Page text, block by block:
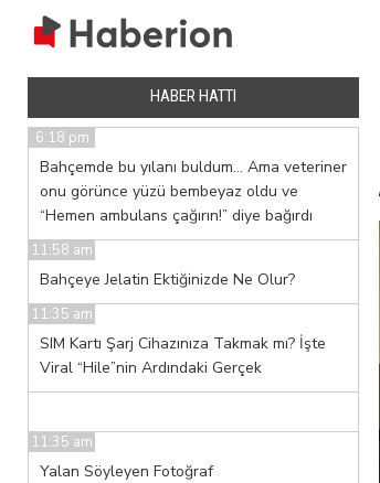
HABER HATTI
6:18 pm
Bahçemde bu yılanı buldum… Ama veteriner
onu görünce yüzü bembeyaz oldu ve
“Hemen ambulans çağırın!” diye bağırdı
11:58 am
Bahçeye Jelatin Ektiğinizde Ne Olur?
11:35 am
SIM Kartı Şarj Cihazınıza Takmak mı? İşte
Viral “Hile”nin Ardındaki Gerçek
11:35 am
Yalan Söyleyen Fotoğraf